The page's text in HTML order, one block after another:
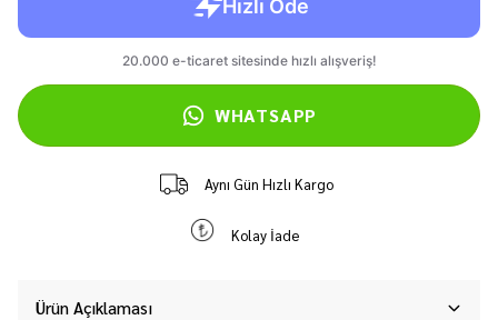
WHATSAPP
Aynı Gün Hızlı Kargo
Kolay İade
Ürün Açıklaması